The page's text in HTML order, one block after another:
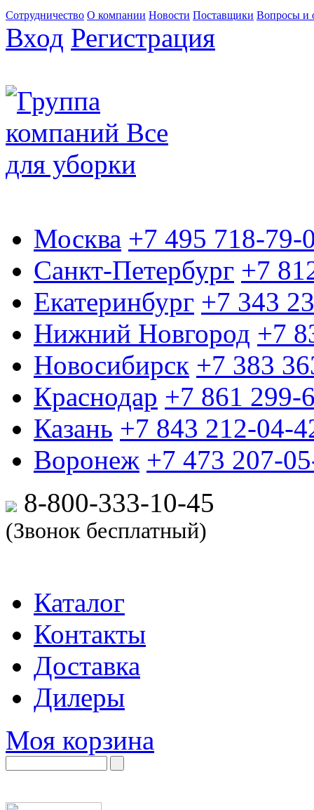
Сотрудничество О компании Новости Поставщики Вопросы и
Вход Регистрация
Москва +7 495 718-79-
Санкт-Петербург +7
Екатеринбург +7 343
Нижний Новгород +7
Новосибирск +7 383
Краснодар +7 861 299-
Казань +7 843 212-04-
Воронеж +7 473 207-
8-800-333-10-45
(Звонок бесплатный)
Каталог
Контакты
Доставка
Дилеры
Моя корзина